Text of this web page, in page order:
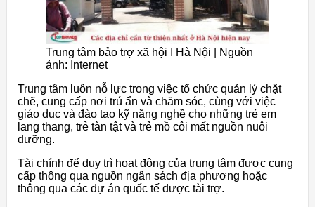
Trung tâm bảo trợ xã hội I Hà Nội | Nguồn
ảnh: Internet
Trung tâm luôn nỗ lực trong việc tổ chức quản lý chặt
chẽ, cung cấp nơi trú ẩn và chăm sóc, cùng với việc
giáo dục và đào tạo kỹ năng nghề cho những trẻ em
lang thang, trẻ tàn tật và trẻ mồ côi mất nguồn nuôi
dưỡng.
Tài chính để duy trì hoạt động của trung tâm được cung
cấp thông qua nguồn ngân sách địa phương hoặc
thông qua các dự án quốc tế được tài trợ.